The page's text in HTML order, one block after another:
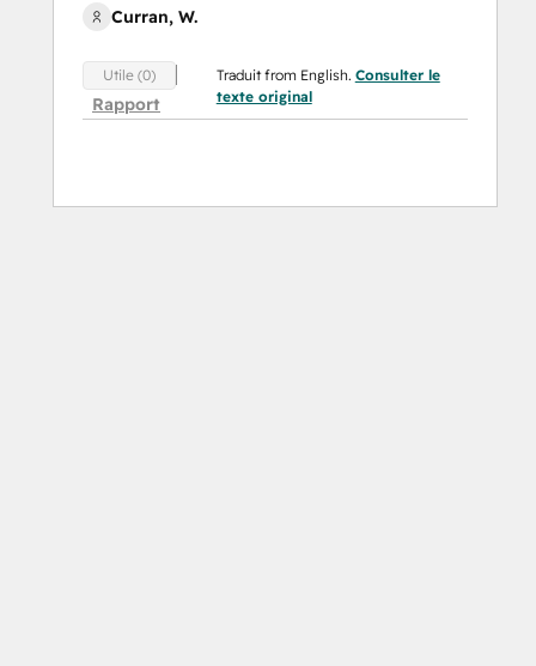
Curran, W.
Utile (0)
Rapport
Traduit from English. Consulter le
texte original